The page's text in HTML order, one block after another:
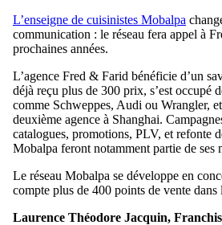
L’enseigne de cuisinistes Mobalpa
communication : le réseau fera appel à
prochaines années.
L’agence Fred & Farid bénéficie d’un
déjà reçu plus de 300 prix, s’est occupé
comme Schweppes, Audi ou Wrangler,
deuxième agence à Shanghai.
catalogues, promotions, PLV, et refonte
Mobalpa feront notamment partie de ses
Le réseau Mobalpa se développe en
compte plus de 400 points de vente dans
Laurence Théodore Jacquin,